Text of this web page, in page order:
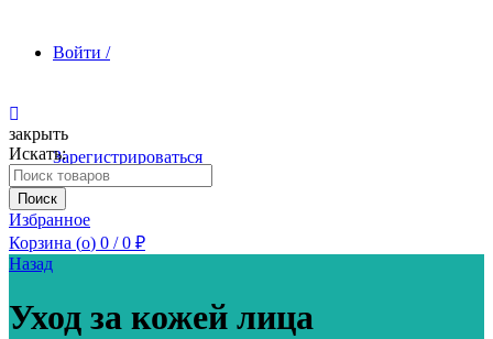
Войти /
Зарегистрироваться
закрыть
Искать:
Поиск
Избранное
Корзина (o) 0 / 0 ₽
Назад
Уход за кожей лица